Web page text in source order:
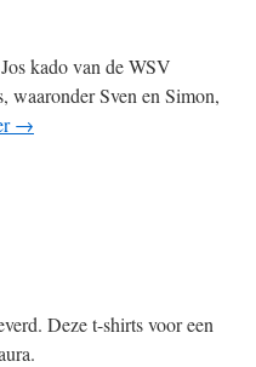
kado van de WSV
waaronder Sven en Simon,
→
Deze t-shirts voor een